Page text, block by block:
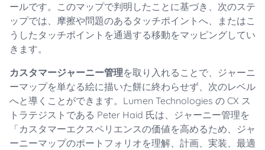
ールです。このマップで判明したことに基づき、次のステ
ップでは、摩擦や問題のあるタッチポイントへ、またはこ
うしたタッチポイントを通過する移動をマッピングしてい
きます。
カスタマージャーニー管理を取り入れることで、ジャーニ
ーマップを単なる絵に描いた餅に終わらせず、次のレベル
へと導くことができます。Lumen Technologies の CX ス
トラテジストである Peter Haid 氏は、ジャーニー管理を
「カスタマーエクスペリエンスの価値を高めるため、ジャ
ーニーマップのポートフォリオを理解、計画、実装、最適